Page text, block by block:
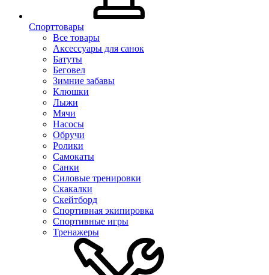
Спорттовары
Все товары
Аксессуары для санок
Батуты
Беговел
Зимние забавы
Клюшки
Лыжи
Мячи
Насосы
Обручи
Ролики
Самокаты
Санки
Силовые тренировки
Скакалки
Скейтборд
Спортивная экипировка
Спортивные игры
Тренажеры